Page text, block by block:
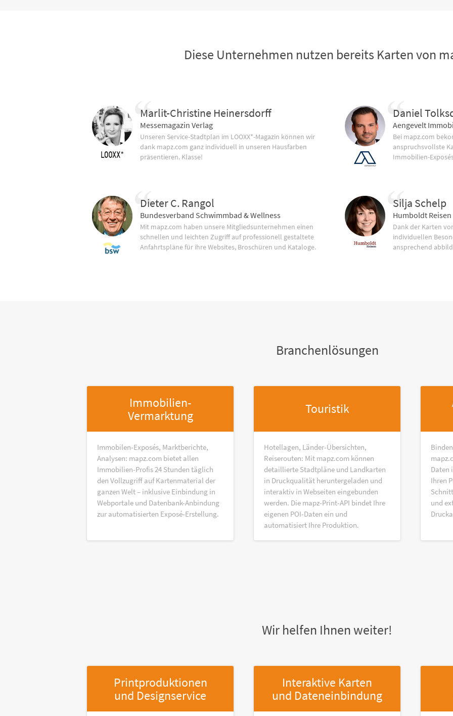
Diese Unternehmen nutzen bereits Karten von
Marlit-Christine Heinersdorff
Messemagazin Verlag
Unseren Service-Stadtplan im LOOXX*-Magazin können wir
dank mapz.com ganz individuell in unseren Hausfarben
präsentieren. Klasse!
Dieter C. Rangol
Bundesverband Schwimmbad & Wellness
Mit mapz.com haben unsere Mitgliedsunternehmen einen
schnellen und leichten Zugriff auf professionell gestaltete
Anfahrtspläne für ihre Websites, Broschüren und Kataloge.
Daniel
Aengevelt
Bei mapz.com
anspruchsvollste
Immobilien-
Silja Schelp
Humboldt Reisen
Dank der Karten
individuellen
ansprechend
Branchenlösungen
Immobilien-
Vermarktung
Immobilen-Exposés, Marktberichte,
Analysen: mapz.com bietet allen
Immobilien-Profis 24 Stunden täglich
den Vollzugriff auf Kartenmaterial der
ganzen Welt – inklusive Einbindung in
Webportale und Datenbank-Anbindung
zur automatisierten Exposé-Erstellung.
Touristik
Hotellagen, Länder-Übersichten,
Reiserouten: Mit mapz.com können
detaillierte Stadtpläne und Landkarten
in Druckqualität heruntergeladen und
interaktiv in Webseiten eingebunden
werden. Die mapz-Print-API bindet Ihre
eigenen POI-Daten ein und
automatisiert Ihre Produktion.
Daten
Ihren
und
Wir helfen Ihnen weiter!
Printproduktionen
und Designservice
Interaktive Karten
und Dateneinbindung